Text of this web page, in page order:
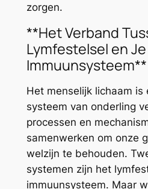
zorgen.
**Het Verband
Lymfestelsel en Je
Immuunsysteem**
Het menselijk lichaam is
systeem van onderling
processen en
samenwerken om onze
welzijn te behouden.
systemen zijn het
immuunsysteem. Maar